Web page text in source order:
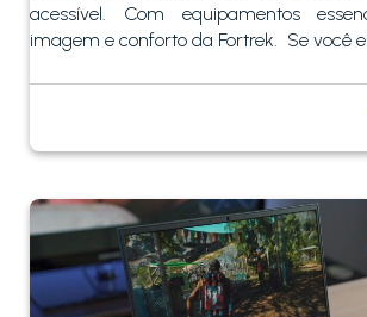
acessível. Com equipamentos
imagem e conforto da Fortrek. Se você